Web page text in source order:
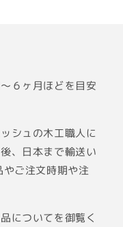
６ヶ月ほどを目安
シュの木工職人に
、日本まで輸送い
ご注文時期や注
についてを御覧く